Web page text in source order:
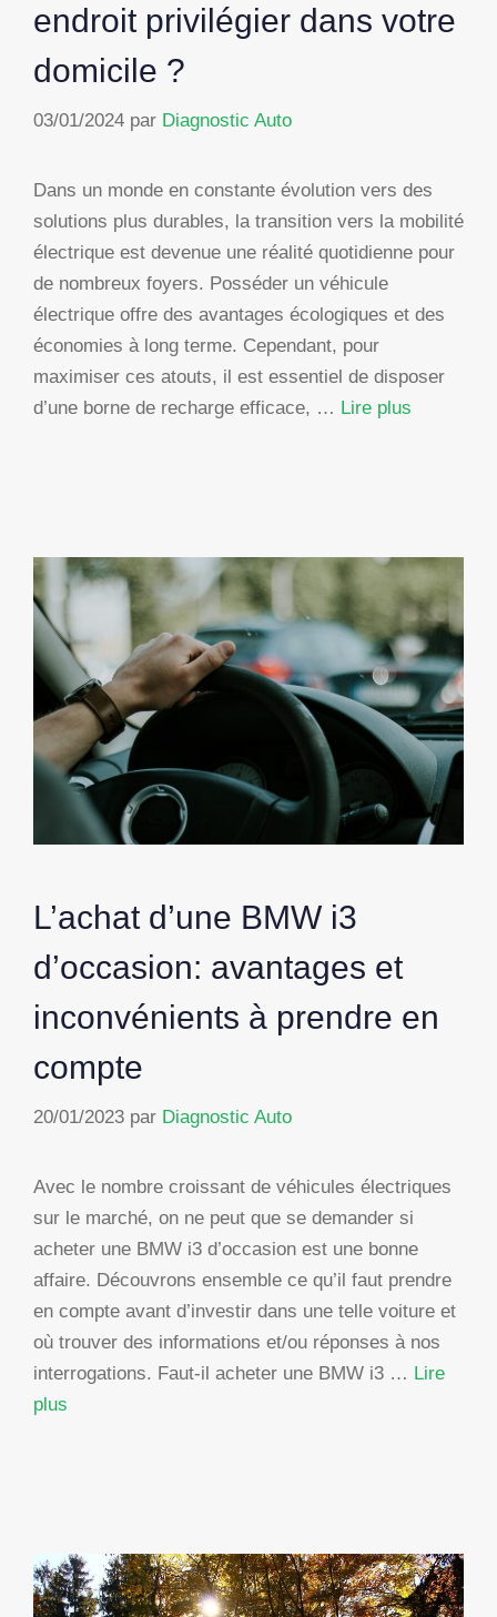
endroit privilégier dans votre
domicile ?
03/01/2024 par Diagnostic Auto
Dans un monde en constante évolution vers des
solutions plus durables, la transition vers la mobilité
électrique est devenue une réalité quotidienne pour
de nombreux foyers. Posséder un véhicule
électrique offre des avantages écologiques et des
économies à long terme. Cependant, pour
maximiser ces atouts, il est essentiel de disposer
d’une borne de recharge efficace, … Lire plus
L’achat d’une BMW i3
d’occasion: avantages et
inconvénients à prendre en
compte
20/01/2023 par Diagnostic Auto
Avec le nombre croissant de véhicules électriques
sur le marché, on ne peut que se demander si
acheter une BMW i3 d’occasion est une bonne
affaire. Découvrons ensemble ce qu’il faut prendre
en compte avant d’investir dans une telle voiture et
où trouver des informations et/ou réponses à nos
interrogations. Faut-il acheter une BMW i3 … Lire
plus